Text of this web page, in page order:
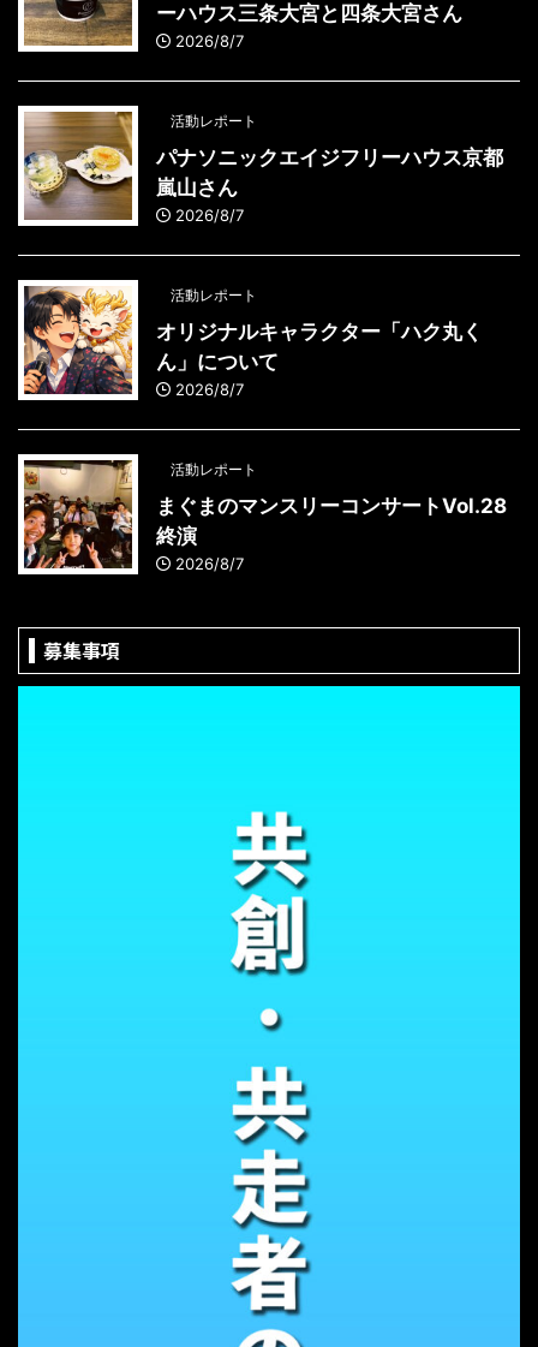
ーハウス三条大宮と四条大宮さん
2026/8/7
活動レポート
パナソニックエイジフリーハウス京都
嵐山さん
2026/8/7
活動レポート
オリジナルキャラクター「ハク丸く
ん」について
2026/8/7
活動レポート
まぐまのマンスリーコンサートVol.28
終演
2026/8/7
募集事項